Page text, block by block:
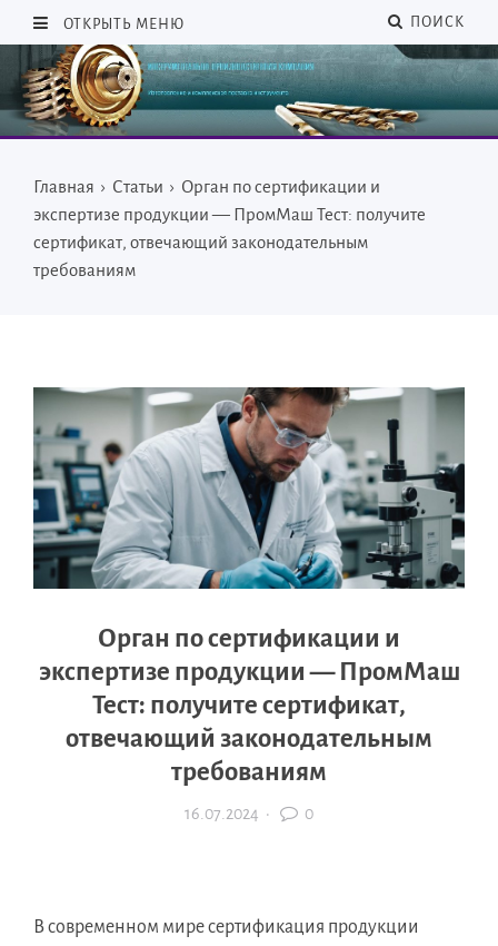
ОТКРЫТЬ МЕНЮ ПОИСК
Главная › Статьи › Орган по сертификации и
экспертизе продукции — ПромМаш Тест: получите
сертификат, отвечающий законодательным
требованиям
Орган по сертификации и
экспертизе продукции — ПромМаш
Тест: получите сертификат,
отвечающий законодательным
требованиям
16.07.2024 · 0
В современном мире сертификация продукции